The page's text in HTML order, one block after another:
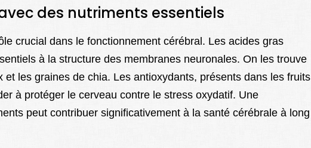
des nutriments essentiels
crucial dans le fonctionnement cérébral. Les acides gras
à la structure des membranes neuronales. On les trouve
et les graines de chia. Les antioxydants, présents dans les fruits
à protéger le cerveau contre le stress oxydatif. Une
peut contribuer significativement à la santé cérébrale à long